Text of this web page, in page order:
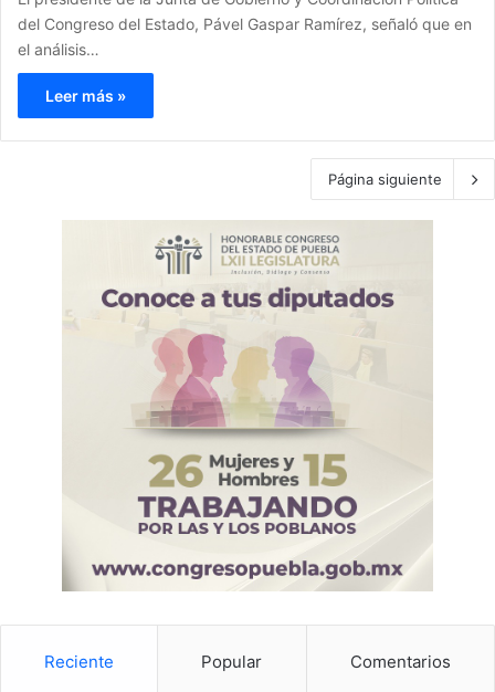
del Congreso del Estado, Pável Gaspar Ramírez, señaló que en
el análisis…
Leer más »
Página siguiente
Reciente Popular Comentarios